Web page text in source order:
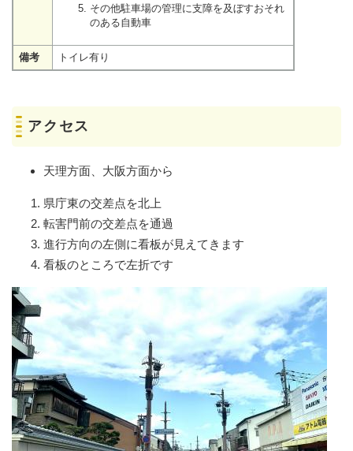
その他駐車場の管理に支障を及ぼすおそれ
のある自動車
備考 トイレ有り
アクセス
天理方面、大阪方面から
県庁東の交差点を北上
転害門前の交差点を通過
進行方向の左側に看板が見えてきます
看板のところで左折です